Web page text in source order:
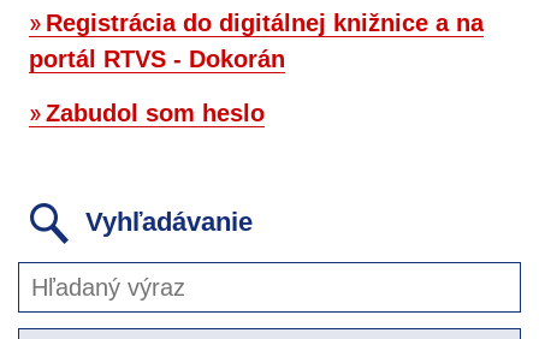
Registrácia do digitálnej knižnice a na
portál RTVS - Dokorán
Zabudol som heslo
Vyhľadávanie